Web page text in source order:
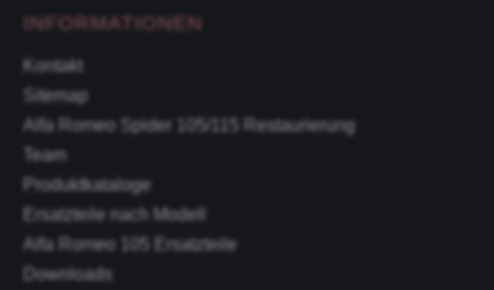
INFORMATIONEN
Kontakt
Sitemap
Alfa Romeo Spider 105/115 Restaurierung
Team
Produktkataloge
Ersatzteile nach Modell
Alfa Romeo 105 Ersatzteile
Downloads